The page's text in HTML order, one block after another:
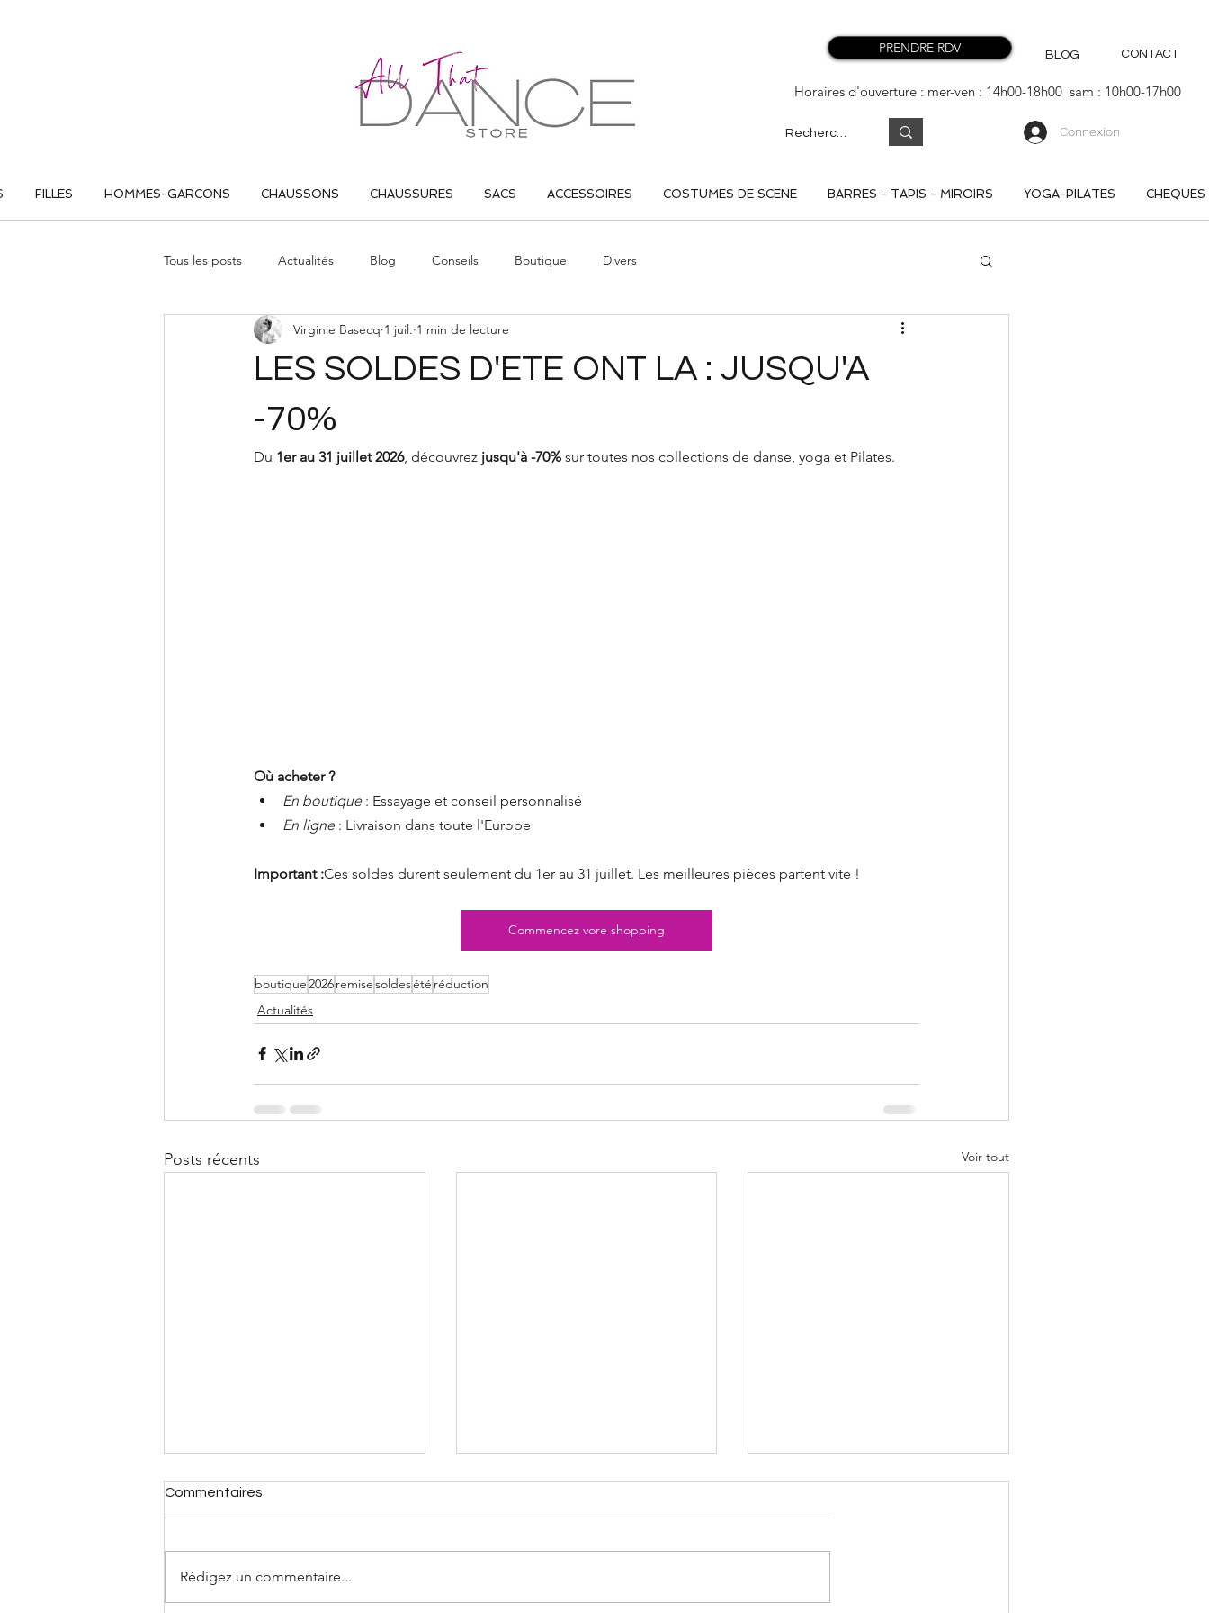
PRENDRE RDV BLOG CONTACT
Horaires d'ouverture : mer-ven : 14h00-18h00 sam : 10h00-17h00
Connexion
FILLES HOMMES-GARCONS CHAUSSONS CHAUSSURES SACS ACCESSOIRES COSTUMES DE SCENE BARRES - TAPIS - MIROIRS YOGA-PILATES CHEQUES
Tous les posts Actualités Blog Conseils Boutique Divers
LES SOLDES D'ETE ONT LA : JUSQU'A
-70%
Virginie Basecq 1 juil. 1 min de lecture
Du 1er au 31 juillet 2026, découvrez jusqu'à -70% sur toutes nos collections de danse, yoga et Pilates.
Où acheter ?
En boutique : Essayage et conseil personnalisé
En ligne : Livraison dans toute l'Europe
Important :Ces soldes durent seulement du 1er au 31 juillet. Les meilleures pièces partent vite !
Commencez vore shopping
boutique2026remisesoldesété réduction
Actualités
Posts récents Voir tout
Commentaires
Rédigez un commentaire...